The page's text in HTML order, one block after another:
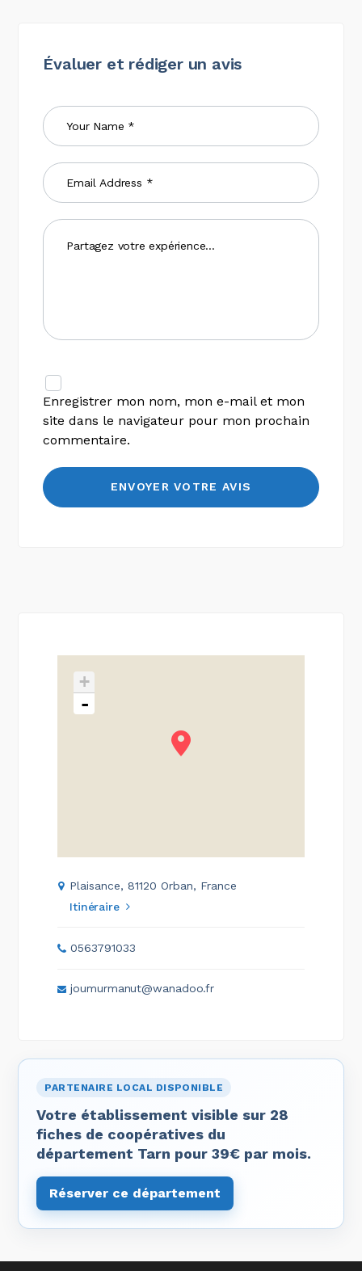
Évaluer et rédiger un avis
Enregistrer mon nom, mon e-mail et mon
site dans le navigateur pour mon prochain
commentaire.
+
-
Plaisance, 81120 Orban, France
Itinéraire
0563791033
joumurmanut@wanadoo.fr
PARTENAIRE LOCAL DISPONIBLE
Votre établissement visible sur 28
fiches de coopératives du
département Tarn pour 39€ par mois.
Réserver ce département